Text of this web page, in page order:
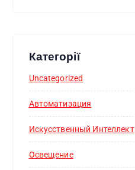
Категорії
Uncategorized
Автоматизация
Искусственный Интеллект
Освещение